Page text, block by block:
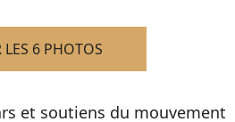
LES 6 PHOTOS
et soutiens du mouvement